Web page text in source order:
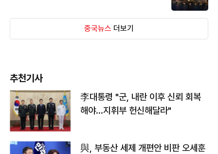
중국뉴스 더보기
추천기사
李대통령 "군, 내란 이후 신뢰 회복
해야…지휘부 헌신해달라"
與, 부동산 세제 개편안 비판 오세훈